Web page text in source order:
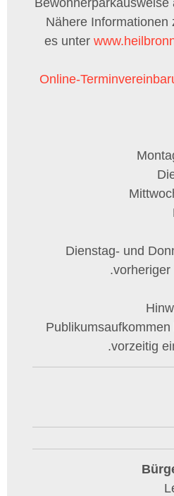
Nähere Informationen
es unter
Online-
Dienstag- und
vorheriger
vorzeitig